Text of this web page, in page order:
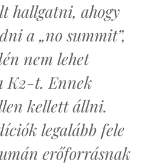
hallgatni, ahogy
a „no summit”,
nem lehet
K2-t. Ennek
kellett állni.
legalább fele
erőforrásnak